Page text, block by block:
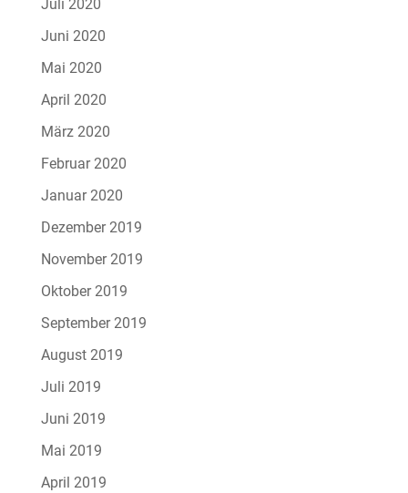
Juli 2020
Juni 2020
Mai 2020
April 2020
März 2020
Februar 2020
Januar 2020
Dezember 2019
November 2019
Oktober 2019
September 2019
August 2019
Juli 2019
Juni 2019
Mai 2019
April 2019